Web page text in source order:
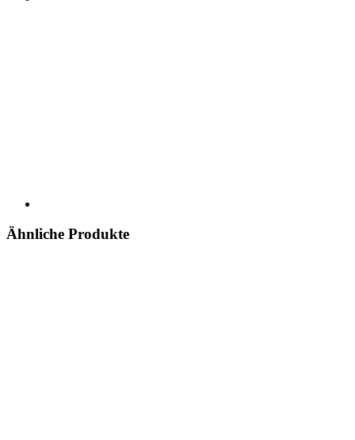
Ähnliche Produkte